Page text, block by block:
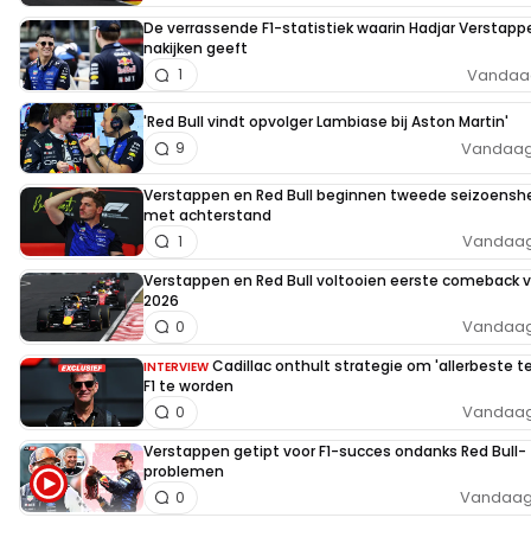
De verrassende F1-statistiek waarin Hadjar
nakijken geeft
1
'Red Bull vindt opvolger Lambiase bij Aston Martin'
9
Verstappen en Red Bull beginnen tweede
met achterstand
1
Verstappen en Red Bull voltooien eerste comeback
2026
0
INTERVIEW Cadillac onthult strategie om 'allerbeste
F1 te worden
0
Verstappen getipt voor F1-succes ondanks Red Bull-
problemen
0